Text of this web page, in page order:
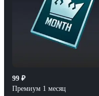
99 ₽
Премиум 1 месяц